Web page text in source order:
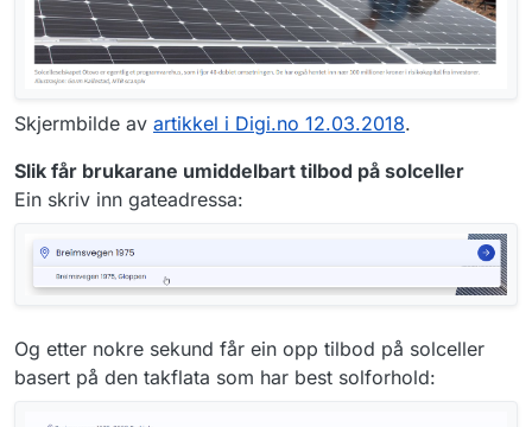
Skjermbilde av artikkel i Digi.no 12.03.2018.
Slik får brukarane umiddelbart tilbod på solceller
Ein skriv inn gateadressa:
Og etter nokre sekund får ein opp tilbod på solceller
basert på den takflata som har best solforhold: